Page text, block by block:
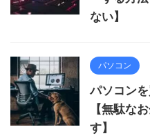
ない】
パソコン
パソコン
【無駄な
す】